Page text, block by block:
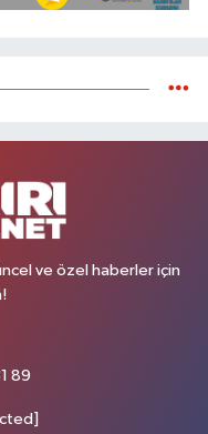
ve özel haberler için
89